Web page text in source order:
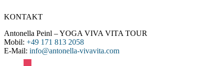
KONTAKT
Antonella Peinl – YOGA VIVA VITA TOUR
Mobil: +49 171 813 2058
E-Mail: info@antonella-vivavita.com